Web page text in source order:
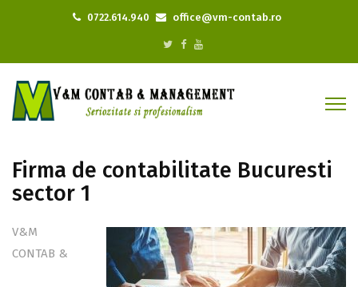
0722.614.940 office@vm-contab.ro
Firma de contabilitate Bucuresti
sector 1
V&M
CONTAB &